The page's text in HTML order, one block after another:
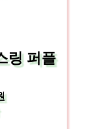
링 퍼플